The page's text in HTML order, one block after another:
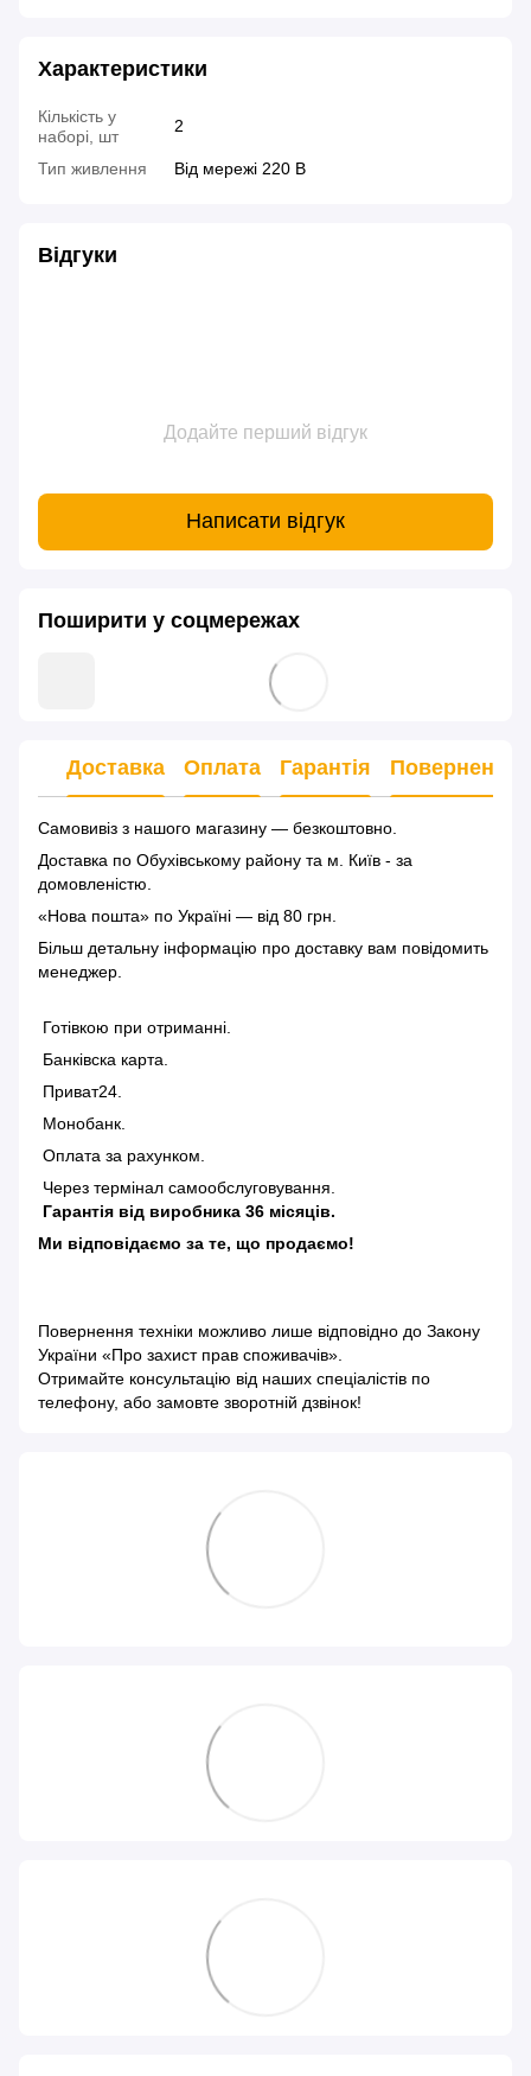
Характеристики
Кількість у
наборі, шт
2
Тип живлення Від мережі 220 В
Відгуки
Додайте перший відгук
Написати відгук
Поширити у соцмережах
Доставка Оплата Гарантія Повернення
Самовивіз з нашого магазину — безкоштовно.
Доставка по Обухівському району та м. Київ - за
домовленістю.
«Нова пошта» по Україні — від 80 грн.
Більш детальну інформацію про доставку вам повідомить
менеджер.
Готівкою при отриманні.
Банківска карта.
Приват24.
Монобанк.
Оплата за рахунком.
Через термінал самообслуговування.
Гарантія від виробника 36 місяців.
Ми відповідаємо за те, що продаємо!
Повернення техніки можливо лише відповідно до Закону
України «Про захист прав споживачів»
Отримайте консультацію від наших спеціалістів по
телефону, або замовте зворотній дзвінок!